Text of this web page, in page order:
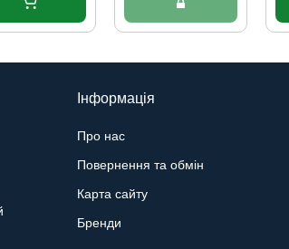
Інформація
Про нас
Повернення та обмін
Карта сайту
Бренди